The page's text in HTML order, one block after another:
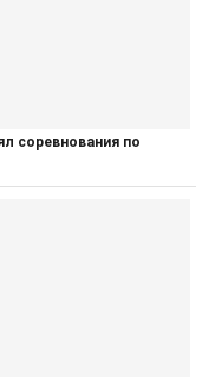
соревнования по